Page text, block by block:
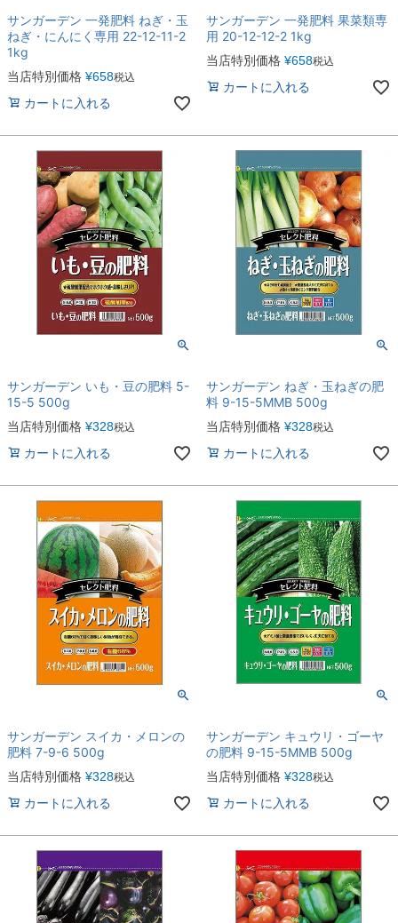
サンガーデン 一発肥料 ねぎ・玉
ねぎ・にんにく専用 22-12-11-2
1kg
当店特別価格 ¥658税込
カートに入れる
サンガーデン 一発肥料 果菜類専
用 20-12-12-2 1kg
当店特別価格 ¥658税込
カートに入れる
サンガーデン いも・豆の肥料 5-
15-5 500g
当店特別価格 ¥328税込
カートに入れる
サンガーデン ねぎ・玉ねぎの肥
料 9-15-5MMB 500g
当店特別価格 ¥328税込
カートに入れる
サンガーデン スイカ・メロンの
肥料 7-9-6 500g
当店特別価格 ¥328税込
カートに入れる
サンガーデン キュウリ・ゴーヤ
の肥料 9-15-5MMB 500g
当店特別価格 ¥328税込
カートに入れる